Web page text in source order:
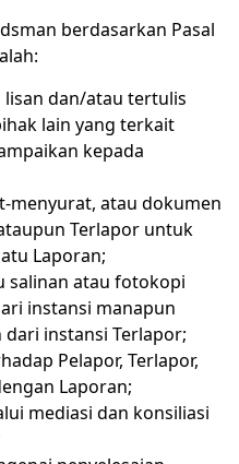
berdasarkan Pasal
dan/atau tertulis
lain yang terkait
kepada
menyurat, atau dokumen
Terlapor untuk
Laporan;
salinan atau fotokopi
instansi manapun
instansi Terlapor;
Pelapor, Terlapor,
Laporan;
mediasi dan konsiliasi